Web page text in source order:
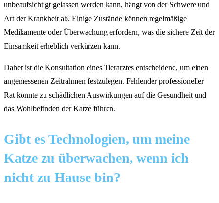
unbeaufsichtigt gelassen werden kann, hängt von der Schwere und
Art der Krankheit ab. Einige Zustände können regelmäßige
Medikamente oder Überwachung erfordern, was die sichere Zeit der
Einsamkeit erheblich verkürzen kann.
Daher ist die Konsultation eines Tierarztes entscheidend, um einen
angemessenen Zeitrahmen festzulegen. Fehlender professioneller
Rat könnte zu schädlichen Auswirkungen auf die Gesundheit und
das Wohlbefinden der Katze führen.
Gibt es Technologien, um meine
Katze zu überwachen, wenn ich
nicht zu Hause bin?